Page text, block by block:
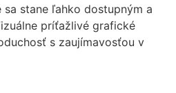
stane ľahko dostupným a
príťažlivé grafické
s zaujímavosťou v